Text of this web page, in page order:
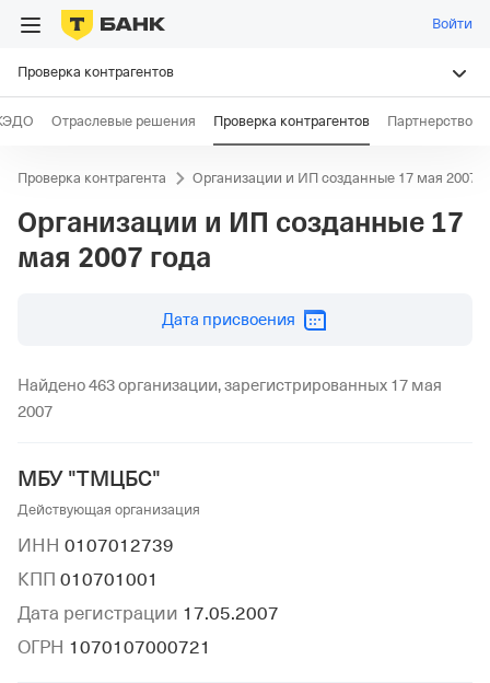
Войти
Проверка контрагентов
Отраслевые решения Проверка контрагентов Партнерство
Проверка контрагента Организации и ИП созданные 17 мая 2007
Организации и ИП созданные 17
мая 2007 года
Дата присвоения
Найдено 463 организации, зарегистрированных 17 мая
2007
МБУ "ТМЦБС"
Действующая организация
ИНН 0107012739
КПП 010701001
Дата регистрации 17.05.2007
ОГРН 1070107000721